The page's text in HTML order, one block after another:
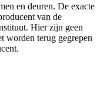
en deuren. De exacte
van de
Hier zijn geen
worden terug gegrepen